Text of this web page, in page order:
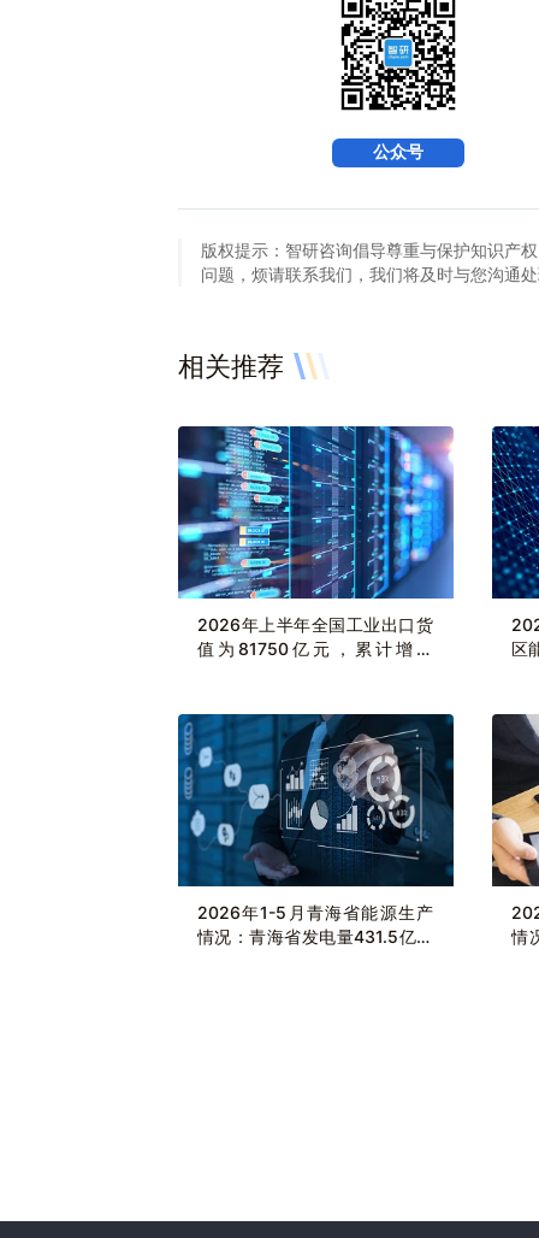
公众号
版权提示：智研咨询倡导尊重与保护知识产
问题，烦请联系我们，我们将及时与您沟
相关推荐
2026年上半年全国工业出口货
值为81750亿元，累计增长
区
2026年1-5月青海省能源生产
情况：青海省发电量431.5亿千
情